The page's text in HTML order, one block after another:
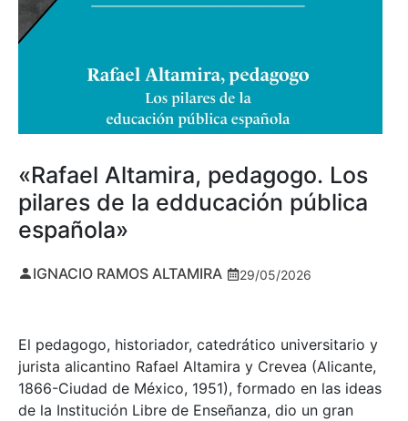
«Rafael Altamira, pedagogo. Los
pilares de la edducación pública
española»
IGNACIO RAMOS ALTAMIRA 29/05/2026
El pedagogo, historiador, catedrático universitario y
jurista alicantino Rafael Altamira y Crevea (Alicante,
1866-Ciudad de México, 1951), formado en las ideas
de la Institución Libre de Enseñanza, dio un gran